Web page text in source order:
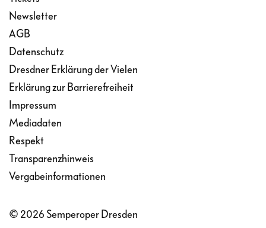
Newsletter
AGB
Datenschutz
Dresdner Erklärung der Vielen
Erklärung zur Barrierefreiheit
Impressum
Mediadaten
Respekt
Transparenzhinweis
Vergabeinformationen
© 2026 Semperoper Dresden